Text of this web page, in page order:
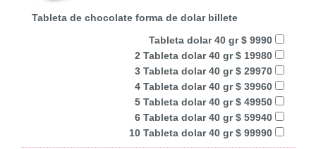
Tableta de chocolate forma de dolar billete
Tableta dolar 40 gr $ 9990
2 Tableta dolar 40 gr $ 19980
3 Tableta dolar 40 gr $ 29970
4 Tableta dolar 40 gr $ 39960
5 Tableta dolar 40 gr $ 49950
6 Tableta dolar 40 gr $ 59940
10 Tableta dolar 40 gr $ 99990